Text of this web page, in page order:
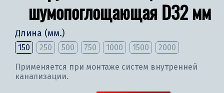
шумопоглощающая D32 мм
Длина (мм.)
150 250 500 750 1000 1500 2000
Применяется при монтаже систем внутренней
канализации.